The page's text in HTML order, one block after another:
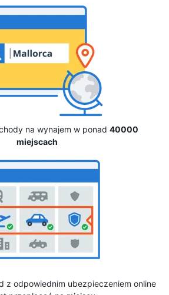
na wynajem w ponad 40000
miejscach
z odpowiednim ubezpieczeniem online